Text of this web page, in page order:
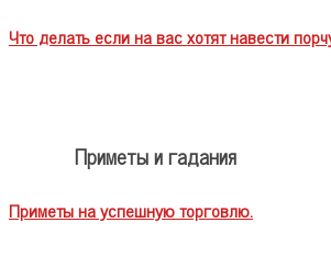
Что делать если на вас хотят навести
Приметы и гадания
Приметы на успешную торговлю.